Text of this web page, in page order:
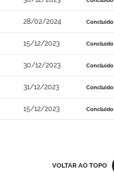
28/02/2024 Concluído
15/12/2023 Concluído
30/12/2023 Concluído
31/12/2023 Concluído
15/12/2023 Concluído
VOLTAR AO TOPO